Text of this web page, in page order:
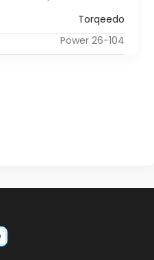
Torqeedo
Power 26-104